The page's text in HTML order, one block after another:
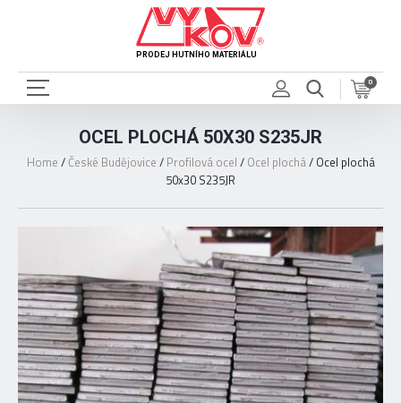
PRODEJ HUTNÍHO MATERIÁLU
0
OCEL PLOCHÁ 50X30 S235JR
Home / České Budějovice / Profilová ocel / Ocel plochá/ Ocel plochá
50x30 S235JR